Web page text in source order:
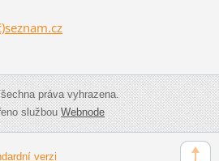
práva vyhrazena.
službouWebnode
verzi